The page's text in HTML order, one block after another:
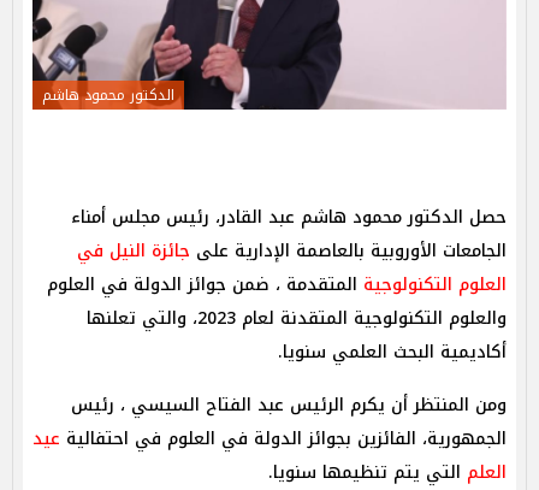
الدكتور محمود هاشم
حصل الدكتور محمود هاشم عبد القادر، رئيس مجلس أمناء
الجامعات الأوروبية بالعاصمة الإدارية على جائزة النيل في
العلوم التكنولوجية المتقدمة ، ضمن جوائز الدولة في العلوم
والعلوم التكنولوجية المتقدنة لعام 2023، والتي تعلنها
أكاديمية البحث العلمي سنويا.
ومن المنتظر أن يكرم الرئيس عبد الفتاح السيسي ، رئيس
الجمهورية، الفائزين بجوائز الدولة في العلوم في احتفالية عيد
العلم التي يتم تنظيمها سنويا.